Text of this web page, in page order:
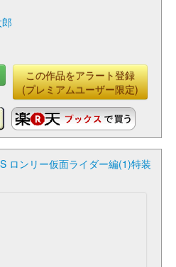
この作品をアラート登録
(プレミアムユーザー限定)
ロンリー仮面ライダー編(1)特装